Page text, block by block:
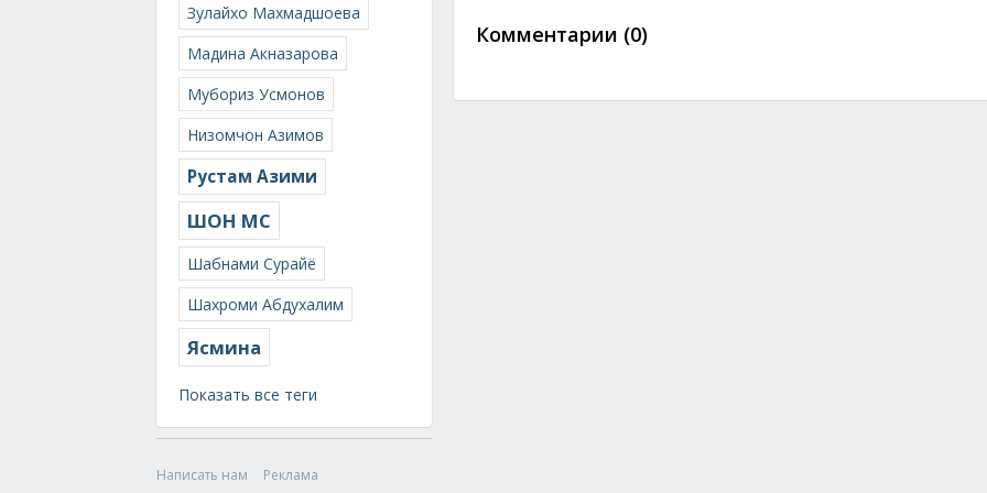
Зулайхо Махмадшоева
Мадина Акназарова
Мубориз Усмонов
Низомчон Азимов
Рустам Азими
ШОН МС
Шабнами Сурайё
Шахроми Абдухалим
Ясмина
Показать все теги
Написать нам
Реклама
Комментарии (0)